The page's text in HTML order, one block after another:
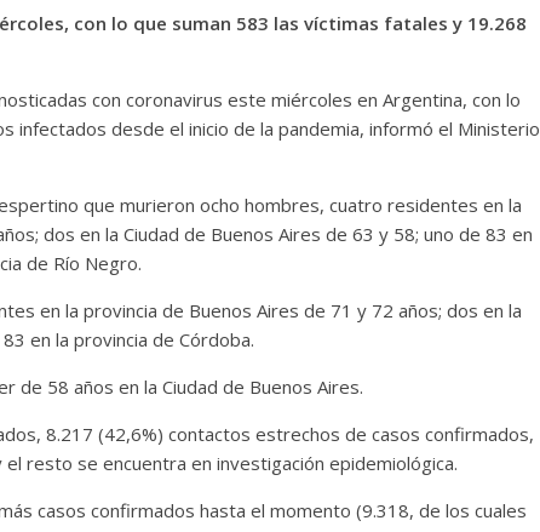
con lo que suman 583 las víctimas fatales y 19.268
con coronavirus este miércoles en Argentina, con lo
infectados desde el inicio de la pandemia, informó el Ministerio
que murieron ocho hombres, cuatro residentes en la
dos en la Ciudad de Buenos Aires de 63 y 58; uno de 83 en
de Río Negro.
en la provincia de Buenos Aires de 71 y 72 años; dos en la
en la provincia de Córdoba.
de 58 años en la Ciudad de Buenos Aires.
8.217 (42,6%) contactos estrechos de casos confirmados,
resto se encuentra en investigación epidemiológica.
casos confirmados hasta el momento (9.318, de los cuales